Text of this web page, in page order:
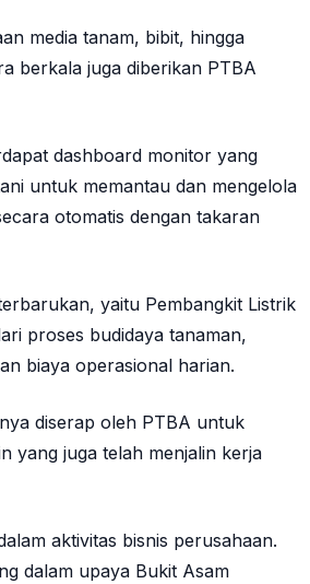
media tanam, bibit, hingga
berkala juga diberikan PTBA
dashboard monitor yang
untuk memantau dan mengelola
otomatis dengan takaran
yaitu Pembangkit Listrik
proses budidaya tanaman,
biaya operasional harian.
diserap oleh PTBA untuk
yang juga telah menjalin kerja
aktivitas bisnis perusahaan.
dalam upaya Bukit Asam